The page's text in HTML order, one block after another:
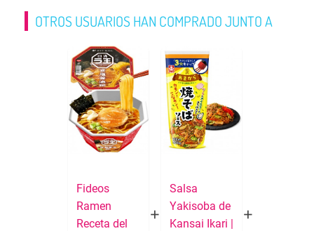
OTROS USUARIOS HAN COMPRADO JUNTO A
Fideos
Ramen
Receta del
Salsa
Yakisoba de
Kansai Ikari |